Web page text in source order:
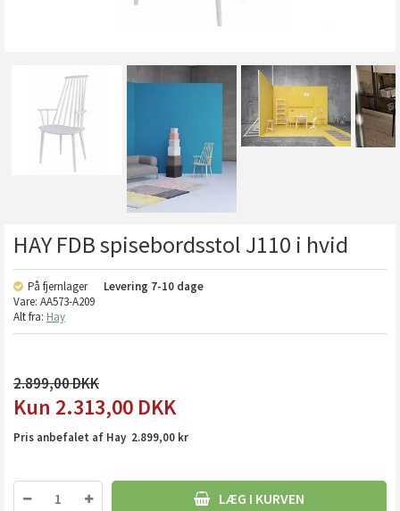
HAY FDB spisebordsstol J110 i hvid
På fjernlager Levering 7-10 dage
Vare: AA573-A209
Alt fra: Hay
2.899,00
2.313,00 DKK
Pris anbefalet af Hay 2.899,00 kr
LÆG I KURVEN